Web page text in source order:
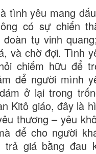
tình yêu mang
có sự chiến
tụ vinh
và chờ đợi. Tình
chiếm hữu để
để người mình
ở lại trong
Kitô giáo, đây là
thương – yêu
để cho người
trả giá bằng đau